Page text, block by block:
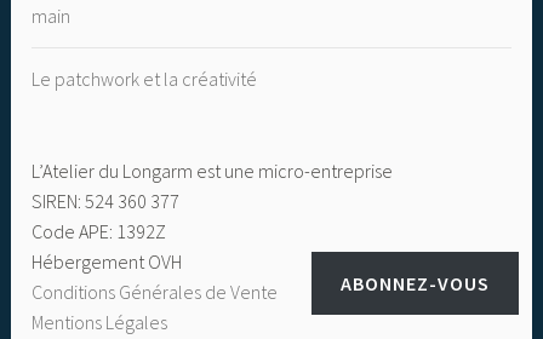
main
Le patchwork et la créativité
L’Atelier du Longarm est une micro-entreprise
SIREN: 524 360 377
Code APE: 1392Z
Hébergement OVH
Conditions Générales de Vente
Mentions Légales
ABONNEZ-VOUS